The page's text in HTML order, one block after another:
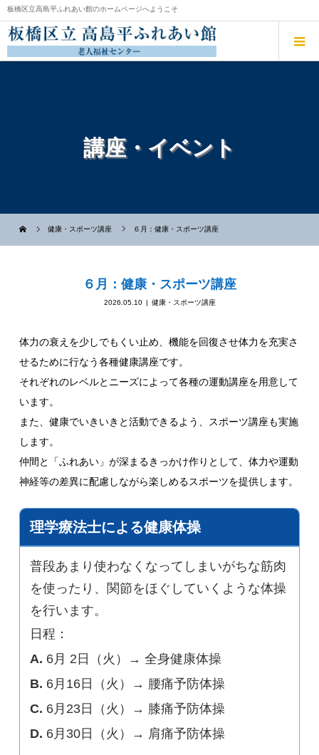
板橋区立高島平ふれあい館のホームページへようこそ
講座・イベント
健康・スポーツ講座 ６月：健康・スポーツ講座
６月：健康・スポーツ講座
2026.05.10 健康・スポーツ講座
体力の衰えを少しでもくい止め、機能を回復させ体力を充実さ
せるために行なう各種健康講座です。
それぞれのレベルとニーズによって各種の運動講座を用意して
います。
また、健康でいきいきと活動できるよう、スポーツ講座も実施
します。
仲間と「ふれあい」が深まるきっかけ作りとして、体力や運動
神経等の差異に配慮しながら楽しめるスポーツを提供します。
理学療法士による健康体操
普段あまり使わなくなってしまいがちな筋肉
を使ったり、関節をほぐしていくような体操
を行います。
日程：
A. 6月 2日（火）→ 全身健康体操
B. 6月16日（火）→ 腰痛予防体操
C. 6月23日（火）→ 膝痛予防体操
D. 6月30日（火）→ 肩痛予防体操